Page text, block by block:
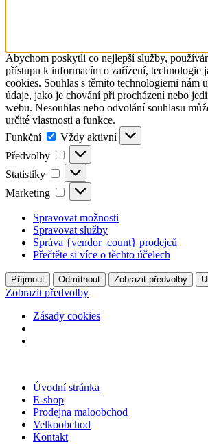
Abychom poskytli co nejlepší služby,
přístupu k informacím o zařízení, technologie
cookies. Souhlas s těmito technologiemi nám
údaje, jako je chování při procházení nebo
webu. Nesouhlas nebo odvolání souhlasu
určité vlastnosti a funkce.
Funkční
Funkční
Vždy aktivní
Předvolby
Předvolby
Statistiky Statistiky
Marketing Marketing
Spravovat možnosti
Spravovat služby
Správa {vendor_count} prodejců
Přečtěte si více o těchto účelech
Příjmout Odmítnout Zobrazit předvolby
Zobrazit předvolby
Zásady cookies
obsahuÚvodní stránka
E-shop
Prodejna maloobchod
Velkoobchod
Kontakt